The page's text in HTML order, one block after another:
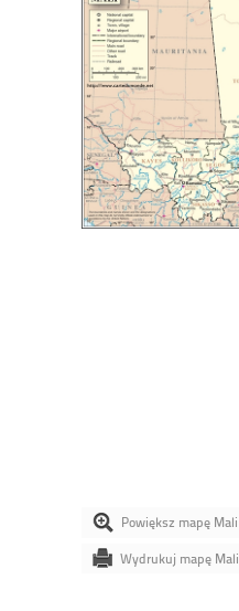
Powiększ mapę Mali
Wydrukuj mapę Mali